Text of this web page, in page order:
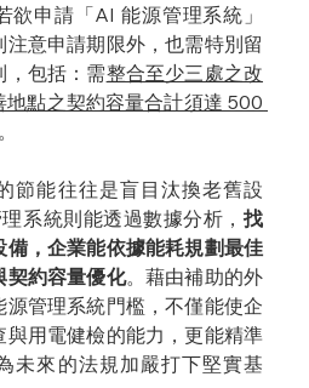
欲申請「AI 能源管理系統」
意申請期限外，也需特別留
，包括：需整合至少三處之改
地點之契約容量合計須達 500
節能往往是盲目汰換老舊設
系統則能透過數據分析， 找
備，企業能依據能耗規劃最佳
契約容量優化。藉由補助的外
管理系統門檻，不僅能使企
與用電健檢的能力，更能精準
未來的法規加嚴打下堅實基